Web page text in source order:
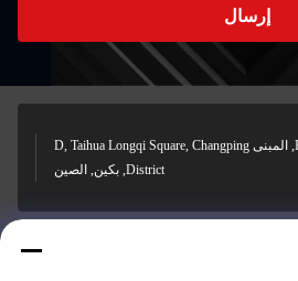
إرسال
Rm. 1010, المبنى D, Taihua Longqi Square, Changping
District, بكين, الصين